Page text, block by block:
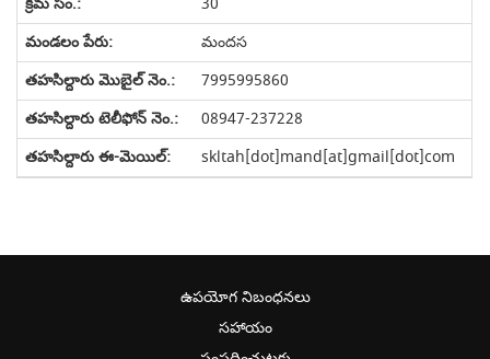
మందస
7995995860
08947-237228
skltah[dot]mand[at]gmail[dot]com
ఉపయోగ నిబంధనలు
సహాయం